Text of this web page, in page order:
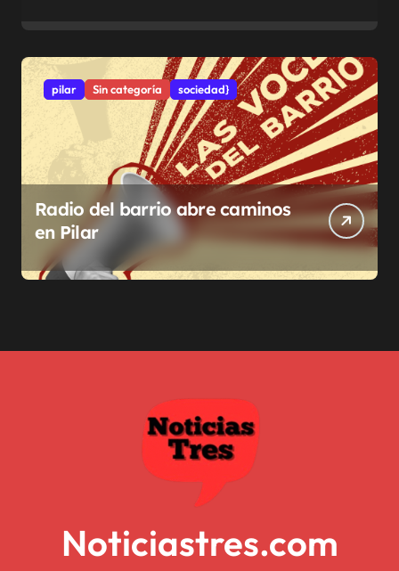
pilar Sin categoría sociedad}
Radio del barrio abre caminos
en Pilar
Noticiastres.com